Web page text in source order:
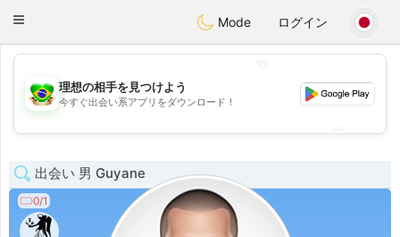
Conversar
Toggle
Mode ログイン
💖
💕
理想の相手を見つけよう
今すぐ出会い系アプリをダウンロード！
出会い 男 Guyane
0/1